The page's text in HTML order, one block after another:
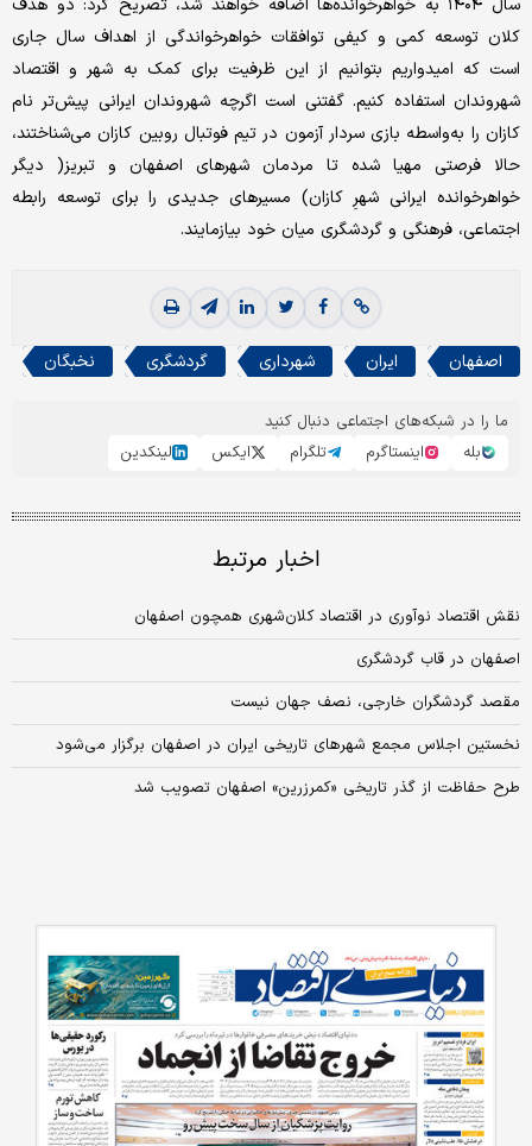
سال ۱۴۰۴ به خواهرخوانده‌‌‌ها اضافه خواهند شد، تصریح کرد: دو هدف
کلان توسعه کمی و کیفی توافقات خواهرخواندگی از اهداف سال جاری
است که امیدواریم بتوانیم از این ظرفیت برای کمک به شهر و اقتصاد
شهروندان استفاده کنیم. گفتنی است اگرچه شهروندان ایرانی پیش‌‌‌تر نام
کازان را به‌‌‌واسطه بازی سردار آزمون در تیم فوتبال روبین کازان می‌‌‌شناختند،
حالا فرصتی مهیا شده تا مردمان شهرهای اصفهان و تبریز( دیگر
خواهرخوانده ایرانی شهرِ کازان) مسیرهای جدیدی را برای توسعه رابطه
اجتماعی، فرهنگی و گردشگری میان خود بیازمایند.
اصفهان ایران شهرداری گردشگری نخبگان
ما را در شبکه‌های اجتماعی دنبال کنید
بله
اینستاگرم تلگرام ایکس لینکدین
اخبار مرتبط
نقش اقتصاد نوآوری در اقتصاد کلان‌شهری همچون اصفهان
اصفهان در قاب گردشگری
مقصد گردشگران خارجی، نصف جهان نیست
نخستین اجلاس مجمع شهرهای تاریخی ایران در اصفهان برگزار می‌شود
طرح حفاظت از گذر تاریخی «کمرزرین» اصفهان تصویب شد